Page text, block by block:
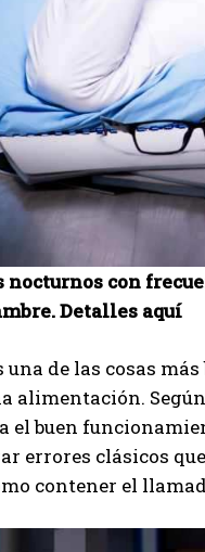
nocturnos con
Detalles aquí
una de las cosas
alimentación.
el buen
errores clásicos
contener el